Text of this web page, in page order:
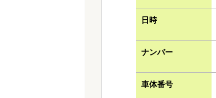
日時
ナンバー
車体番号